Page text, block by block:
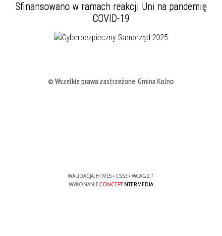
Sfinansowano w ramach reakcji Uni na pandemię
COVID-19
© Wszelkie prawa zastrzeżone, Gmina Kolno
WALIDACJA: HTML5+CSS3+WCAG 2.1
WYKONANIE CONCEPTINTERMEDIA